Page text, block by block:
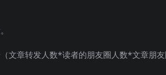
文章转发人数*读者的朋友圈人数*文章朋